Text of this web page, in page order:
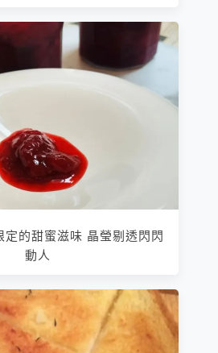
定的甜蜜滋味 晶瑩剔透閃閃
動人